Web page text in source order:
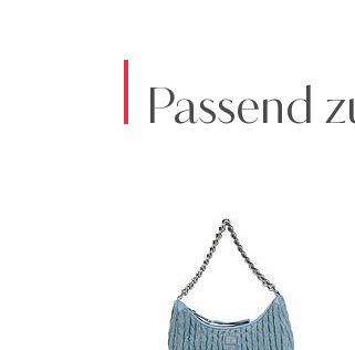
Passend